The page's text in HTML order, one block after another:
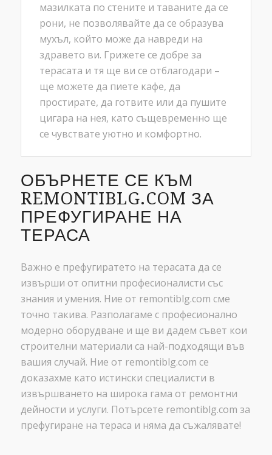
мазилката по стените и таваните да се
рони, не позволявайте да се образува
мухъл, който може да навреди на
здравето ви. Грижете се добре за
терасата и тя ще ви се отблагодари –
ще можете да пиете кафе, да
простирате, да готвите или да пушите
цигара на нея, като същевременно ще
се чувствате уютно и комфортно.
ОБЪРНЕТЕ СЕ КЪМ
REMONTIBLG.COM ЗА
ПРЕФУГИРАНЕ НА
ТЕРАСА
Важно е префугиратето на терасата да се
извърши от опитни професионалисти със
знания и умения. Ние от remontiblg.com сме
точно такива. Разполагаме с професионално
модерно оборудване и ще ви дадем съвет кои
строителни материали са най-подходящи във
вашия случай. Ние от remontiblg.com се
доказахме като истински специалисти в
извършването на широка гама от ремонтни
дейности и услуги. Потърсете remontiblg.com за
префугиране на тераса и няма да съжалявате!